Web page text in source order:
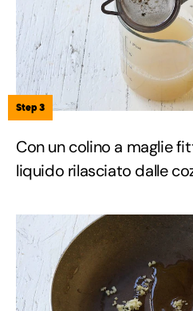
Step 3
Con un colino a maglie
liquido rilasciato dalle